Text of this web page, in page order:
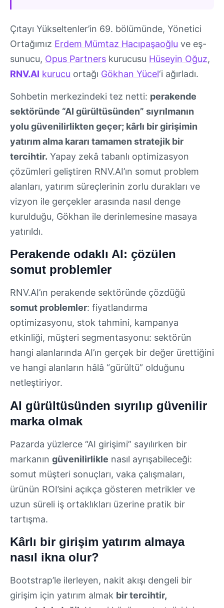
Çıtayı Yükseltenler’in 69. bölümünde, Yönetici
Ortağımız Erdem Mümtaz Hacıpaşaoğlu ve eş-
sunucu, Opus Partners kurucusu Hüseyin Oğuz,
RNV.AI kurucu ortağı Gökhan Yücel‘i ağırladı.
Sohbetin merkezindeki tez netti: perakende
sektöründe “AI gürültüsünden” sıyrılmanın
yolu güvenilirlikten geçer; kârlı bir girişimin
yatırım alma kararı tamamen stratejik bir
tercihtir. Yapay zekâ tabanlı optimizasyon
çözümleri geliştiren RNV.AI’ın somut problem
alanları, yatırım süreçlerinin zorlu durakları ve
vizyon ile gerçekler arasında nasıl denge
kurulduğu, Gökhan ile derinlemesine masaya
yatırıldı.
Perakende odaklı AI: çözülen
somut problemler
RNV.AI’ın perakende sektöründe çözdüğü
somut problemler: fiyatlandırma
optimizasyonu, stok tahmini, kampanya
etkinliği, müşteri segmentasyonu: sektörün
hangi alanlarında AI’ın gerçek bir değer ürettiğini
ve hangi alanların hâlâ “gürültü” olduğunu
netleştiriyor.
AI gürültüsünden sıyrılıp güvenilir
marka olmak
Pazarda yüzlerce “AI girişimi” sayılırken bir
markanın güvenilirlikle nasıl ayrışabileceği:
somut müşteri sonuçları, vaka çalışmaları,
ürünün ROI’sini açıkça gösteren metrikler ve
uzun süreli iş ortaklıkları üzerine pratik bir
tartışma.
Kârlı bir girişim yatırım almaya
nasıl ikna olur?
Bootstrap’le ilerleyen, nakit akışı dengeli bir
girişim için yatırım almak bir tercihtir,